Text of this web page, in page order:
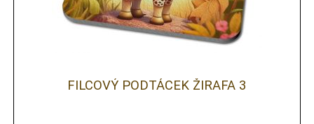
FILCOVÝ PODTÁCEK ŽIRAFA 3